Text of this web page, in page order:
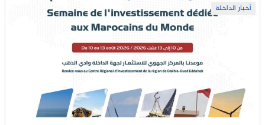
أخبار الداخلة